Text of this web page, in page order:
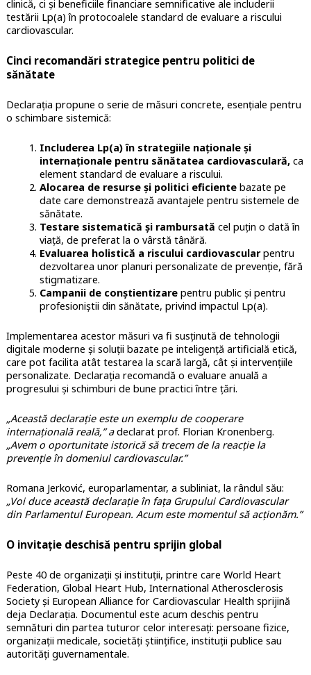
clinică, ci și beneficiile financiare semnificative ale includerii
testării Lp(a) în protocoalele standard de evaluare a riscului
cardiovascular.
Cinci recomandări strategice pentru politici de
sănătate
Declarația propune o serie de măsuri concrete, esențiale pentru
o schimbare sistemică:
Includerea Lp(a) în strategiile naționale și
internaționale pentru sănătatea cardiovasculară,ca
element standard de evaluare a riscului.
Alocarea de resurse și politici eficientebazate pe
date care demonstrează avantajele pentru sistemele de
sănătate.
Testare sistematică și rambursată cel puțin o dată în
viață, de preferat la o vârstă tânără.
Evaluarea holistică a riscului cardiovascularpentru
dezvoltarea unor planuri personalizate de prevenție, fără
stigmatizare.
Campanii de conștientizarepentru public și pentru
profesioniștii din sănătate, privind impactul Lp(a).
Implementarea acestor măsuri va fi susținută de tehnologii
digitale moderne și soluții bazate pe inteligență artificială etică,
care pot facilita atât testarea la scară largă, cât și intervențiile
personalizate. Declarația recomandă o evaluare anuală a
progresului și schimburi de bune practici între țări.
„Această declarație este un exemplu de cooperare
internațională reală,” adeclarat prof. Florian Kronenberg.
„Avem o oportunitate istorică să trecem de la reacție la
prevenție în domeniul cardiovascular.”
Romana Jerković, europarlamentar, a subliniat, la rândul său:
„Voi duce această declarație în fața Grupului Cardiovascular
din Parlamentul European. Acum este momentul să acționăm.”
O invitație deschisă pentru sprijin global
Peste 40 de organizații și instituții, printre care World Heart
Federation, Global Heart Hub, International Atherosclerosis
Society și European Alliance for Cardiovascular Health sprijină
deja Declarația. Documentul este acum deschis pentru
semnături din partea tuturor celor interesați: persoane fizice,
organizații medicale, societăți științifice, instituții publice sau
autorități guvernamentale.